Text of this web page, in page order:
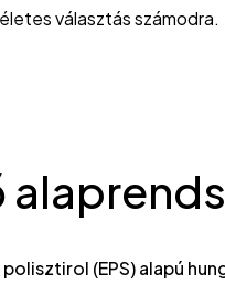
választás számodra.
(EPS) alapú